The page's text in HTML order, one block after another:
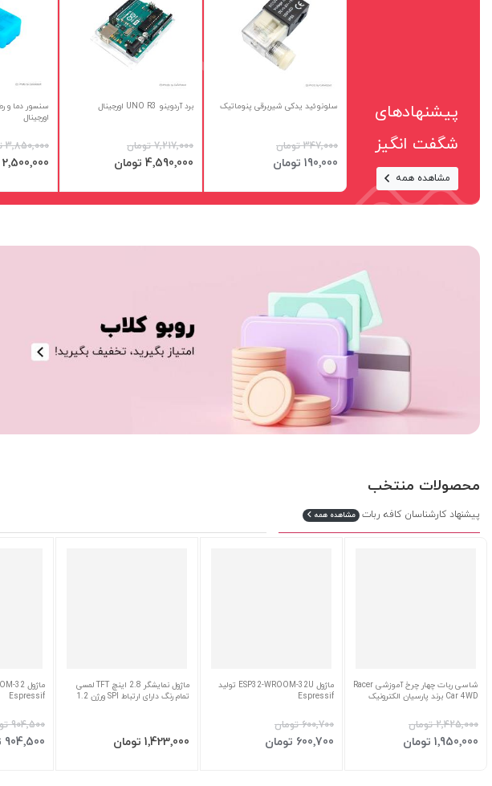
پیشنهادهای
شگفت انگیز
مشاهده همه
سلونوئید یدکی شیربرقی پنوماتیک
‎347٬000 تومان
‎190٬000 تومان
افزودن به سبد
برد آردوینو UNO R3 اورجینال
‎7٬217٬000 تومان
قیمت
‎4٬590٬000 تومان
افزودن به سبد
اورجینال
‎3٬850٬000 تومان
قیمت
‎2٬500٬000 تومان
افزودن
محصولات منتخب
پیشنهاد کارشناسان کافه ربات مشاهده همه
شاسی ربات چهار چرخ آموزشی Racer
Car 4WD برند پارسیان الکترونیک
‎2٬425٬000 تومان
‎1٬950٬000 تومان
افزودن به سبد
ماژول ESP32-WROOM-32U تولید
Espressif
‎600٬700 تومان
‎600٬700 تومان
افزودن به سبد
ماژول نمایشگر 2.8 اینچ TFT لمسی
تمام رنگ دارای ارتباط SPI ورژن 1.2
‎1٬423٬000 تومان
افزودن به سبد
Espressif
‎904٬500 تومان
‎904٬500 تومان
افزودن